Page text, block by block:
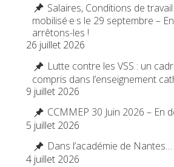
Salaires, Conditions de
mobilisé·e·s le 29 septembre –
arrêtons-les !
26 juillet 2026
Lutte contre les VSS : un
compris dans l’enseignement
9 juillet 2026
CCMMEP 30 Juin 2026 – En
5 juillet 2026
Dans l’académie de Nantes…
4 juillet 2026